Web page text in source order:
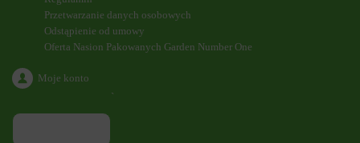
Przetwarzanie danych osobowych
Odstąpienie od umowy
Oferta Nasion Pakowanych Garden Number One
Moje konto
`